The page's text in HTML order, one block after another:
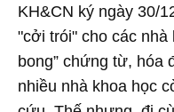
KH&CN ký ngày 30/
"cởi trói" cho các nhà
bong” chứng từ, hóa
nhiều nhà khoa học